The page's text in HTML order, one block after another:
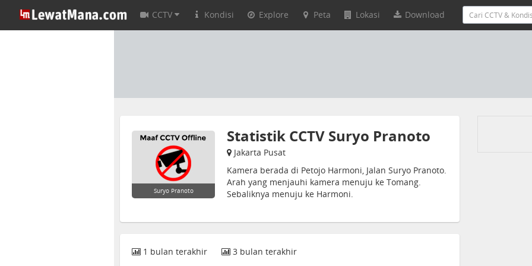
CCTV Kondisi Explore Peta Lokasi Download
Suryo Pranoto
Statistik CCTV Suryo Pranoto
Jakarta Pusat
Kamera berada di Petojo Harmoni, Jalan Suryo Pranoto.
Arah yang menjauhi kamera menuju ke Tomang.
Sebaliknya menuju ke Harmoni.
1 bulan terakhir
3 bulan terakhir